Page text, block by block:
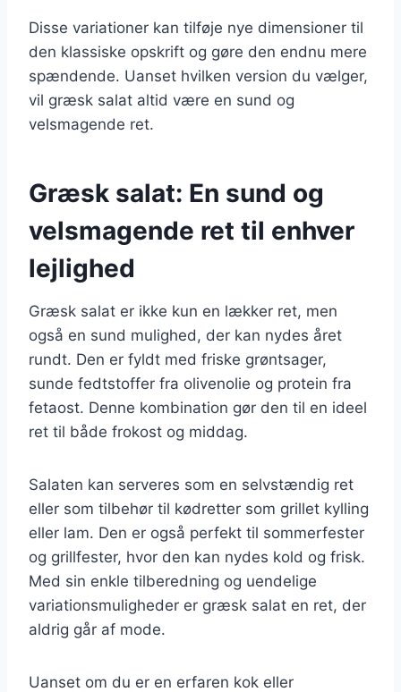
Disse variationer kan tilføje nye dimensioner til
den klassiske opskrift og gøre den endnu mere
spændende. Uanset hvilken version du vælger,
vil græsk salat altid være en sund og
velsmagende ret.
Græsk salat: En sund og
velsmagende ret til enhver
lejlighed
Græsk salat er ikke kun en lækker ret, men
også en sund mulighed, der kan nydes året
rundt. Den er fyldt med friske grøntsager,
sunde fedtstoffer fra olivenolie og protein fra
fetaost. Denne kombination gør den til en ideel
ret til både frokost og middag.
Salaten kan serveres som en selvstændig ret
eller som tilbehør til kødretter som grillet kylling
eller lam. Den er også perfekt til sommerfester
og grillfester, hvor den kan nydes kold og frisk.
Med sin enkle tilberedning og uendelige
variationsmuligheder er græsk salat en ret, der
aldrig går af mode.
Uanset om du er en erfaren kok eller